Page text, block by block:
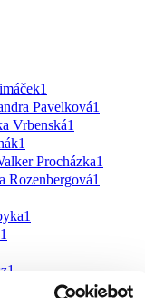
1
Pavelková1
Vrbenská1
1
Procházka1
Rozenbergová1
1
1
1